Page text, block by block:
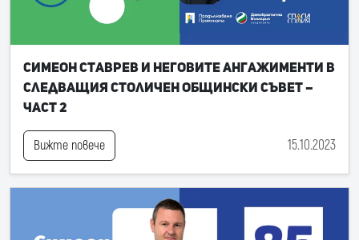
Симеон Ставрев и неговите ангажименти в
следващия Столичен общински съвет –
част 2
Вижте повече 15.10.2023